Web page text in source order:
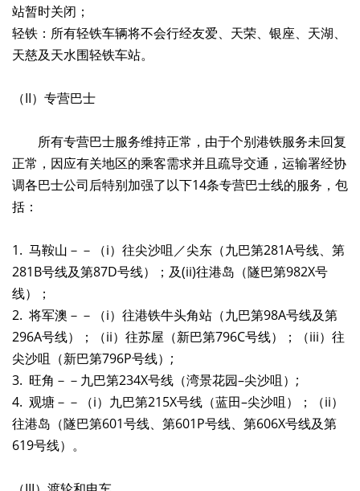
站暂时关闭；
轻铁：所有轻铁车辆将不会行经友爱、天荣、银座、天湖、
天慈及天水围轻铁车站。
（II）专营巴士
所有专营巴士服务维持正常，由于个别港铁服务未回复
正常，因应有关地区的乘客需求并且疏导交通，运输署经协
调各巴士公司后特别加强了以下14条专营巴士线的服务，包
括：
1. 马鞍山－－（i）往尖沙咀／尖东（九巴第281A号线、第
281B号线及第87D号线）；及(ii)往港岛（隧巴第982X号
线）；
2. 将军澳－－（i）往港铁牛头角站（九巴第98A号线及第
296A号线）；（ii）往苏屋（新巴第796C号线）；（iii）往
尖沙咀（新巴第796P号线）;
3. 旺角－－九巴第234X号线（湾景花园–尖沙咀）;
4. 观塘－－（i）九巴第215X号线（蓝田–尖沙咀）；（ii）
往港岛（隧巴第601号线、第601P号线、第606X号线及第
619号线）。